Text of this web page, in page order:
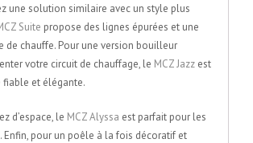
une solution similaire avec un style plus
Suite propose des lignes épurées et une
de chauffe. Pour une version bouilleur
votre circuit de chauffage, le MCZ Jazz est
fiable et élégante.
d’espace, le MCZ Alyssa est parfait pour les
Enfin, pour un poêle à la fois décoratif et